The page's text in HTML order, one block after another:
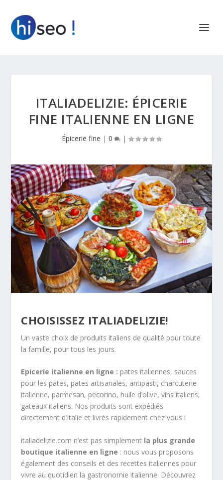
ITALIADELIZIE: ÉPICERIE
FINE ITALIENNE EN LIGNE
Épicerie fine | 0 |
CHOISISSEZ ITALIADELIZIE!
Un vaste choix de produits italiens de qualité pour toute
la famille, pour tous les jours.
Epicerie italienne en ligne : pates italiennes, sauces
pour les pates, pates artisanales, antipasti, charcuterie
italienne, parmesan, pecorino, huile d’olive, vins italiens,
gateaux italiens. Nos produits sont expédiés
directement d’Italie et livrés rapidement chez vous !
italiadelizie.com n’est pas simplement la plus grande
boutique italienne en ligne : nous vous proposons
également des conseils et des recettes italiennes pour
vivre au quotidien la gastronomie italienne. Découvrez